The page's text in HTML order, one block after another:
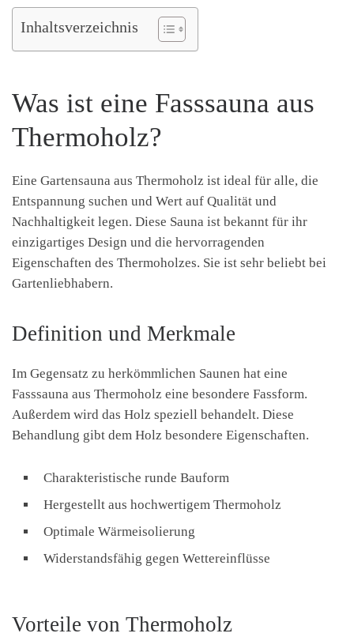
Inhaltsverzeichnis
Was ist eine Fasssauna aus
Thermoholz?
Eine Gartensauna aus Thermoholz ist ideal für alle, die
Entspannung suchen und Wert auf Qualität und
Nachhaltigkeit legen. Diese Sauna ist bekannt für ihr
einzigartiges Design und die hervorragenden
Eigenschaften des Thermoholzes. Sie ist sehr beliebt bei
Gartenliebhabern.
Definition und Merkmale
Im Gegensatz zu herkömmlichen Saunen hat eine
Fasssauna aus Thermoholz eine besondere Fassform.
Außerdem wird das Holz speziell behandelt. Diese
Behandlung gibt dem Holz besondere Eigenschaften.
Charakteristische runde Bauform
Hergestellt aus hochwertigem Thermoholz
Optimale Wärmeisolierung
Widerstandsfähig gegen Wettereinflüsse
Vorteile von Thermoholz